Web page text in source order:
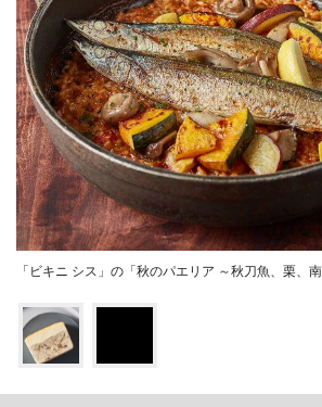
「ビキニ シス」の「秋のパエリア ～秋刀魚、栗、